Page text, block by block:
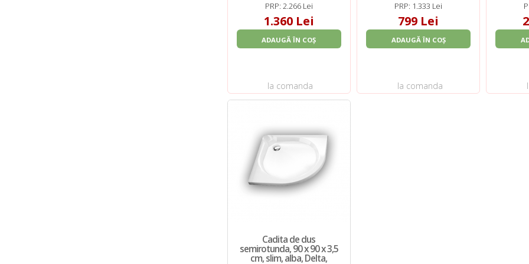
PRP: 2.266 Lei
1.360 Lei
ADAUGĂ ÎN COȘ
la comanda
PRP: 1.333 Lei
799 Lei
ADAUGĂ ÎN COȘ
la comanda
Cadita de dus
semirotunda, 90 x 90 x 3,5
cm, slim, alba, Delta,